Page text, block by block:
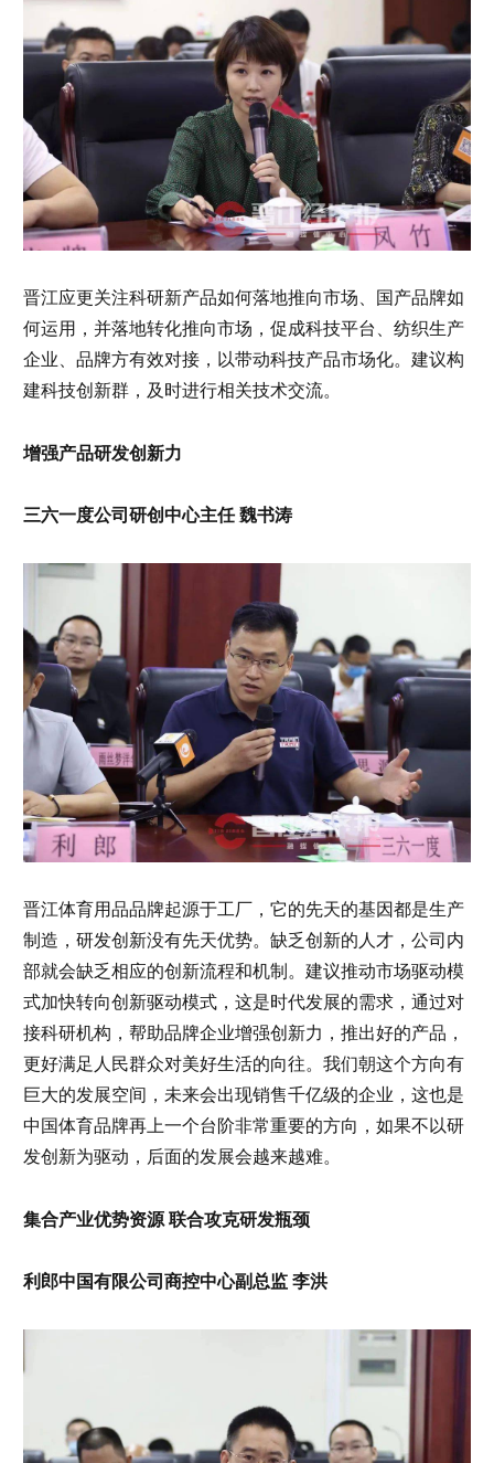
晋江应更关注科研新产品如何落地推向市场、国产品牌如
何运用，并落地转化推向市场，促成科技平台、纺织生产
企业、品牌方有效对接，以带动科技产品市场化。建议构
建科技创新群，及时进行相关技术交流。
增强产品研发创新力
三六一度公司研创中心主任 魏书涛
晋江体育用品品牌起源于工厂，它的先天的基因都是生产
制造，研发创新没有先天优势。缺乏创新的人才，公司内
部就会缺乏相应的创新流程和机制。建议推动市场驱动模
式加快转向创新驱动模式，这是时代发展的需求，通过对
接科研机构，帮助品牌企业增强创新力，推出好的产品，
更好满足人民群众对美好生活的向往。我们朝这个方向有
巨大的发展空间，未来会出现销售千亿级的企业，这也是
中国体育品牌再上一个台阶非常重要的方向，如果不以研
发创新为驱动，后面的发展会越来越难。
集合产业优势资源 联合攻克研发瓶颈
利郎中国有限公司商控中心副总监 李洪